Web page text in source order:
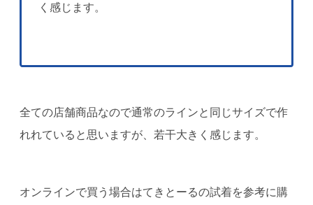
く感じます。
全ての店舗商品なので通常のラインと同じサイズで作
れれていると思いますが、若干大きく感じます。
オンラインで買う場合はてきとーるの試着を参考に購